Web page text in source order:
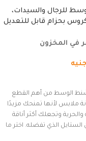
للرجال والسيدات،
بحزام قابل للتعديل
العادي، المشي
في المخزون
جنيه
الوسط من أهم القطع
ملابس لأنها تمنحك مزيدًا
والحرية وتجعلك أكثر أناقة
الذي تفضله. اختر ما